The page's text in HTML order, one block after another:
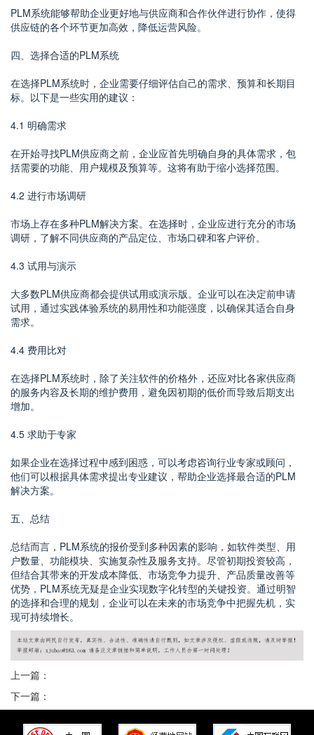
PLM系统能够帮助企业更好地与供应商和合作伙伴进行协作，使得
供应链的各个环节更加高效，降低运营风险。
四、选择合适的PLM系统
在选择PLM系统时，企业需要仔细评估自己的需求、预算和长期目
标。以下是一些实用的建议：
4.1 明确需求
在开始寻找PLM供应商之前，企业应首先明确自身的具体需求，包
括需要的功能、用户规模及预算等。这将有助于缩小选择范围。
4.2 进行市场调研
市场上存在多种PLM解决方案。在选择时，企业应进行充分的市场
调研，了解不同供应商的产品定位、市场口碑和客户评价。
4.3 试用与演示
大多数PLM供应商都会提供试用或演示版。企业可以在决定前申请
试用，通过实践体验系统的易用性和功能强度，以确保其适合自身
需求。
4.4 费用比对
在选择PLM系统时，除了关注软件的价格外，还应对比各家供应商
的服务内容及长期的维护费用，避免因初期的低价而导致后期支出
增加。
4.5 求助于专家
如果企业在选择过程中感到困惑，可以考虑咨询行业专家或顾问，
他们可以根据具体需求提出专业建议，帮助企业选择最合适的PLM
解决方案。
五、总结
总结而言，PLM系统的报价受到多种因素的影响，如软件类型、用
户数量、功能模块、实施复杂性及服务支持。尽管初期投资较高，
但结合其带来的开发成本降低、市场竞争力提升、产品质量改善等
优势，PLM系统无疑是企业实现数字化转型的关键投资。通过明智
的选择和合理的规划，企业可以在未来的市场竞争中把握先机，实
现可持续增长。
上一篇：
下一篇：